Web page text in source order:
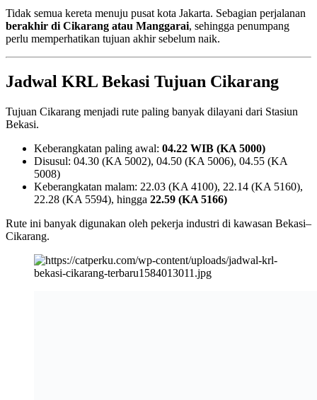
Tidak semua kereta menuju pusat kota Jakarta. Sebagian perjalanan
berakhir di Cikarang atau Manggarai, sehingga penumpang
perlu memperhatikan tujuan akhir sebelum naik.
Jadwal KRL Bekasi Tujuan Cikarang
Tujuan Cikarang menjadi rute paling banyak dilayani dari Stasiun
Bekasi.
Keberangkatan paling awal: 04.22 WIB (KA 5000)
Disusul: 04.30 (KA 5002), 04.50 (KA 5006), 04.55 (KA
5008)
Keberangkatan malam: 22.03 (KA 4100), 22.14 (KA 5160),
22.28 (KA 5594), hingga 22.59 (KA 5166)
Rute ini banyak digunakan oleh pekerja industri di kawasan Bekasi–
Cikarang.